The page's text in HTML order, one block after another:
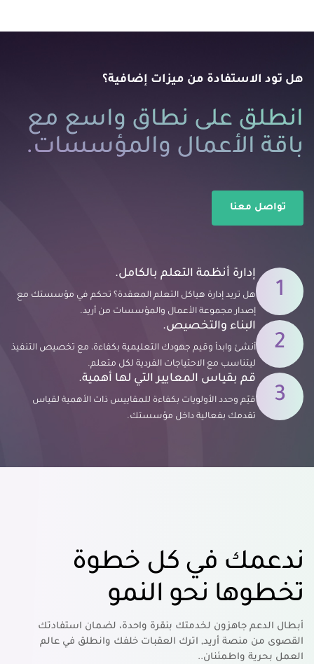
هل تود الاستفادة من ميزات إضافية؟
انطلق على نطاق واسع مع
باقة الأعمال والمؤسسات.
تواصل معنا
إدارة أنظمة التعلم بالكامل.
هل تريد إدارة هياكل التعلم المعقدة؟ تحكم في مؤسستك مع
إصدار مجموعة الأعمال والمؤسسات من أريد.
البناء والتخصيص.
أنشئ وابدأ وقيم جهودك التعليمية بكفاءة، مع تخصيص التنفيذ
ليتناسب مع الاحتياجات الفردية لكل متعلم.
قم بقياس المعايير التي لها أهمية.
قيّم وحدد الأولويات بكفاءة للمقاييس ذات الأهمية لقياس
تقدمك بفعالية داخل مؤسستك.
ندعمك في كل خطوة
تخطوها نحو النمو
أبطال الدعم جاهزون لخدمتك بنقرة واحدة، لضمان استفادتك
القصوى من منصة أريد, اترك العقبات خلفك وانطلق في عالم
العمل بحرية واطمئنان..